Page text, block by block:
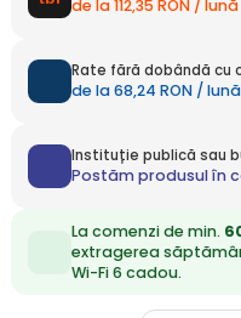
de la 112,35 RON / lună
Rate fără dobândă cu
de la 68,24 RON /
Instituție publică sau
Postăm produsul în
La comenzi de min.
extragerea
Wi-Fi 6 cadou.